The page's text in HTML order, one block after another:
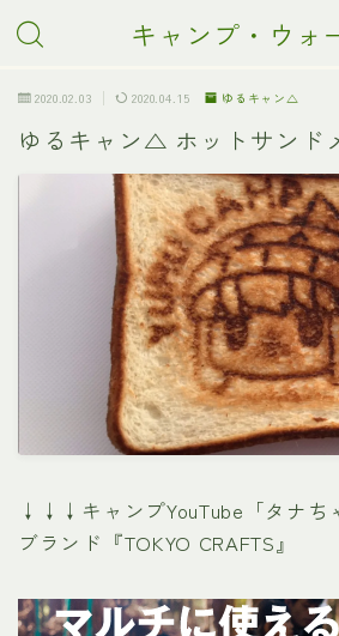
キャンプ・ウォ
2020.02.03 2020.04.15 ゆるキャン△
ゆるキャン△ ホットサンド
↓↓↓キャンプYouTube「タナち
ブランド『TOKYO CRAFTS』